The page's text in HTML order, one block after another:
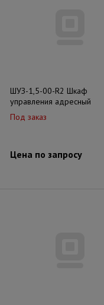
ШУЗ-1,5-00-R2 Шкаф
управления адресный
Под заказ
Цена по запросу